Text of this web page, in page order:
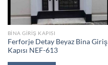
BINA GIRIŞ KAPISI
Ferforje Detay Beyaz Bina Giriş
Kapısı NEF-613